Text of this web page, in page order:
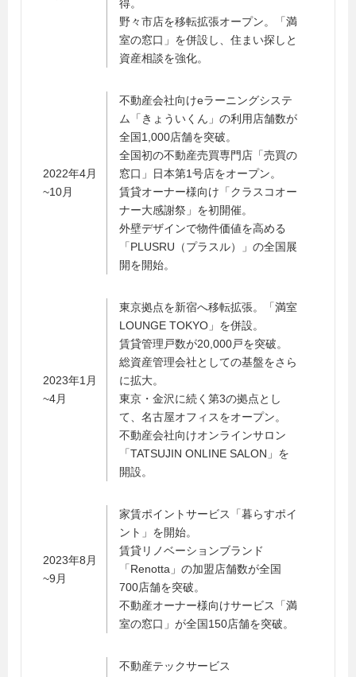
得。
野々市店を移転拡張オープン。「満
室の窓口」を併設し、住まい探しと
資産相談を強化。
2022年4月
~10月
不動産会社向けeラーニングシステ
ム「きょういくん」の利用店舗数が
全国1,000店舗を突破。
全国初の不動産売買専門店「売買の
窓口」日本第1号店をオープン。
賃貸オーナー様向け「クラスコオー
ナー大感謝祭」を初開催。
外壁デザインで物件価値を高める
「PLUSRU（プラスル）」の全国展
開を開始。
2023年1月
~4月
東京拠点を新宿へ移転拡張。「満室
LOUNGE TOKYO」を併設。
賃貸管理戸数が20,000戸を突破。
総資産管理会社としての基盤をさら
に拡大。
東京・金沢に続く第3の拠点とし
て、名古屋オフィスをオープン。
不動産会社向けオンラインサロン
「TATSUJIN ONLINE SALON」を
開設。
2023年8月
~9月
家賃ポイントサービス「暮らすポイ
ント」を開始。
賃貸リノベーションブランド
「Renotta」の加盟店舗数が全国
700店舗を突破。
不動産オーナー様向けサービス「満
室の窓口」が全国150店舗を突破。
不動産テックサービス